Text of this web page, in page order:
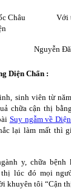
Châu Với
Nguyễn
Diện Chẩn :
sinh viên từ năm
chữa cận thị
Suy ngẫm về
lại làm mất thì
y, chữa bệnh
lúc đó mọi
khuyên tôi “Cận